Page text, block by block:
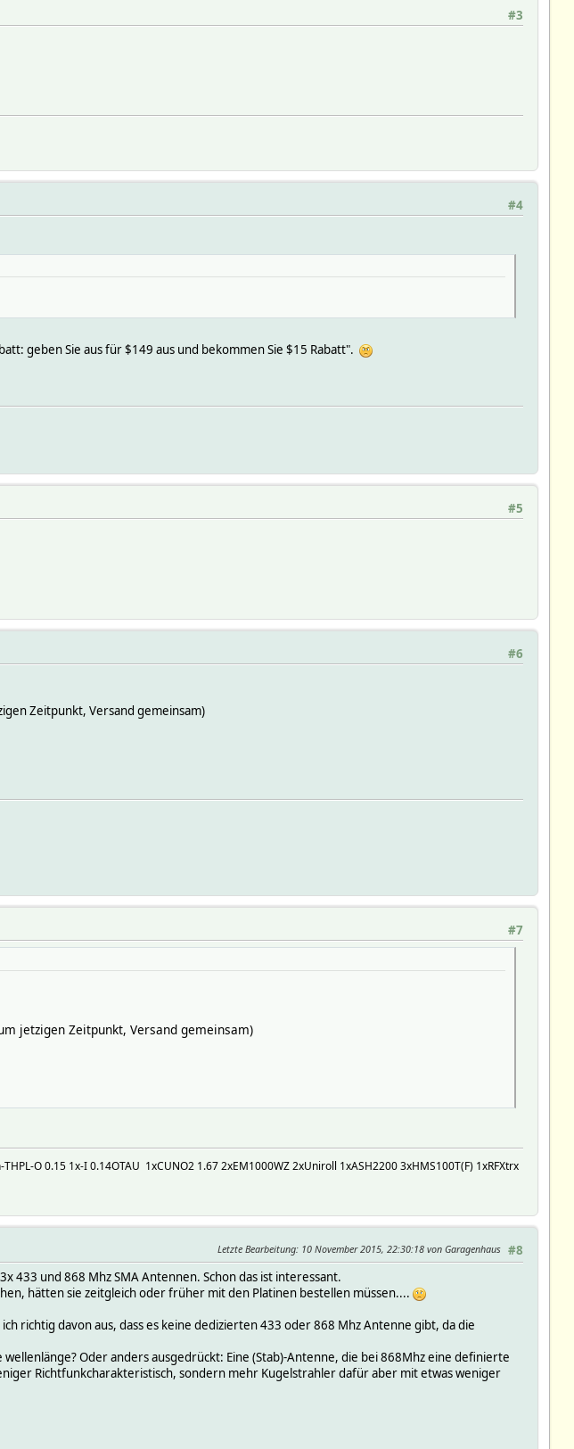
#3
#4
geben Sie aus für $149 aus und bekommen Sie $15 Rabatt".
#5
#6
Zeitpunkt, Versand gemeinsam)
#7
jetzigen Zeitpunkt, Versand gemeinsam)
O 0.15 1x-I 0.14OTAU 1xCUNO2 1.67 2xEM1000WZ 2xUniroll 1xASH2200 3xHMS100T(F) 1xRFXtrx
#8
Letzte Bearbeitung: 10 November 2015, 22:30:18 von Garagenhaus
433 und 868 Mhz SMA Antennen. Schon das ist interessant.
hätten sie zeitgleich oder früher mit den Platinen bestellen müssen....
richtig davon aus, dass es keine dedizierten 433 oder 868 Mhz Antenne gibt, da die
Oder anders ausgedrückt: Eine (Stab)-Antenne, die bei 868Mhz eine definierte
Richtfunkcharakteristisch, sondern mehr Kugelstrahler dafür aber mit etwas weniger